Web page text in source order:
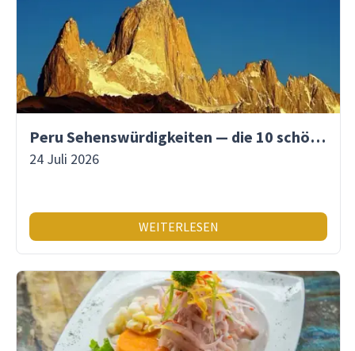
Peru Sehenswürdigkeiten — die 10 schönsten Orte
24 Juli 2026
WEITERLESEN